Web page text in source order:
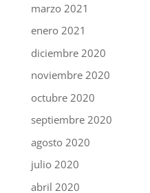
marzo 2021
enero 2021
diciembre 2020
noviembre 2020
octubre 2020
septiembre 2020
agosto 2020
julio 2020
abril 2020